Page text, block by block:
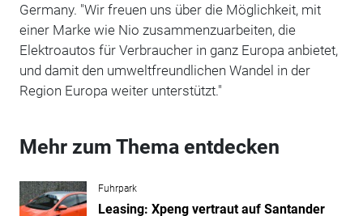
Germany. "Wir freuen uns über die Möglichkeit, mit
einer Marke wie Nio zusammenzuarbeiten, die
Elektroautos für Verbraucher in ganz Europa anbietet,
und damit den umweltfreundlichen Wandel in der
Region Europa weiter unterstützt."
Mehr zum Thema entdecken
Fuhrpark
Leasing: Xpeng vertraut auf Santander